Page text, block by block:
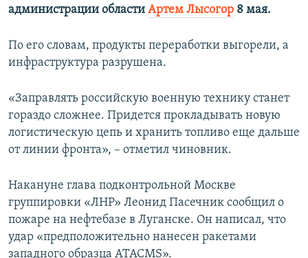
ПОБЕДИТЕЛЕЙ НЕ СУДЯТ?
КРЫМ.НЕПОКОРЕННЫЙ
ELIFBE
УКРАИНСКАЯ ПРОБЛЕМА КРЫМА
ПРИСОЕДИНЯЙТЕСЬ!
Все сайты RFE/RL
администрации области Артем Лысогор 8 мая.
По его словам, продукты переработки выгорели, а
инфраструктура разрушена.
«Заправлять российскую военную технику станет
гораздо сложнее. Придется прокладывать новую
логистическую цепь и хранить топливо еще дальше
от линии фронта», – отметил чиновник.
Накануне глава подконтрольной Москве
группировки «ЛНР» Леонид Пасечник сообщил о
пожаре на нефтебазе в Луганске. Он написал, что
удар «предположительно нанесен ракетами
западного образца ATACMS».